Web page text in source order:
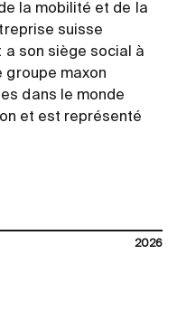
la mobilité et de la
suisse
a son siège social à
groupe maxon
dans le monde
et est représenté
2026